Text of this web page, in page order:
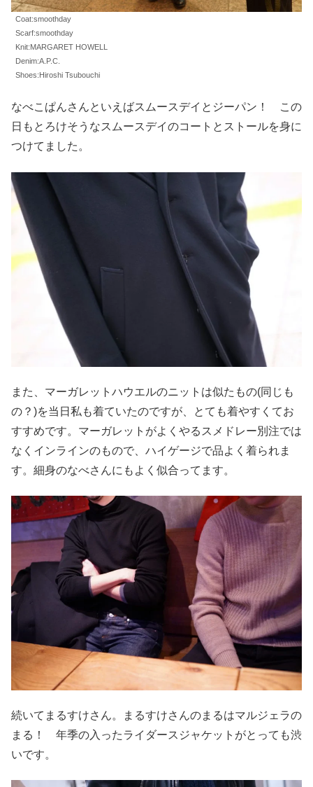
Coat:smoothday
Scarf:smoothday
Knit:MARGARET HOWELL
Denim:A.P.C.
Shoes:Hiroshi Tsubouchi
なべこぱんさんといえばスムースデイとジーパン！ この
日もとろけそうなスムースデイのコートとストールを身に
つけてました。
また、マーガレットハウエルのニットは似たもの(同じも
の？)を当日私も着ていたのですが、とても着やすくてお
すすめです。マーガレットがよくやるスメドレー別注では
なくインラインのもので、ハイゲージで品よく着られま
す。細身のなべさんにもよく似合ってます。
続いてまるすけさん。まるすけさんのまるはマルジェラの
まる！ 年季の入ったライダースジャケットがとっても渋
いです。